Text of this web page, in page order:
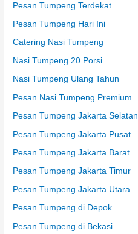
Pesan Tumpeng Terdekat
Pesan Tumpeng Hari Ini
Catering Nasi Tumpeng
Nasi Tumpeng 20 Porsi
Nasi Tumpeng Ulang Tahun
Pesan Nasi Tumpeng Premium
Pesan Tumpeng Jakarta Selatan
Pesan Tumpeng Jakarta Pusat
Pesan Tumpeng Jakarta Barat
Pesan Tumpeng Jakarta Timur
Pesan Tumpeng Jakarta Utara
Pesan Tumpeng di Depok
Pesan Tumpeng di Bekasi